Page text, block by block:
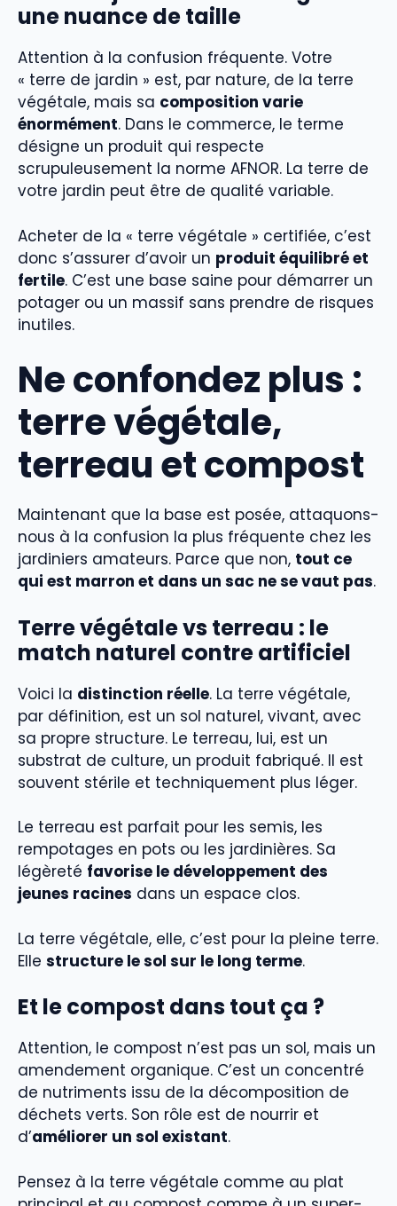
une nuance de taille
Attention à la confusion fréquente. Votre
« terre de jardin » est, par nature, de la terre
végétale, mais sa composition varie
énormément. Dans le commerce, le terme
désigne un produit qui respecte
scrupuleusement la norme AFNOR. La terre de
votre jardin peut être de qualité variable.
Acheter de la « terre végétale » certifiée, c’est
donc s’assurer d’avoir un produit équilibré et
fertile. C’est une base saine pour démarrer un
potager ou un massif sans prendre de risques
inutiles.
Ne confondez plus :
terre végétale,
terreau et compost
Maintenant que la base est posée, attaquons-
nous à la confusion la plus fréquente chez les
jardiniers amateurs. Parce que non, tout ce
qui est marron et dans un sac ne se vaut pas.
Terre végétale vs terreau : le
match naturel contre artificiel
Voici la distinction réelle. La terre végétale,
par définition, est un sol naturel, vivant, avec
sa propre structure. Le terreau, lui, est un
substrat de culture, un produit fabriqué. Il est
souvent stérile et techniquement plus léger.
Le terreau est parfait pour les semis, les
rempotages en pots ou les jardinières. Sa
légèreté favorise le développement des
jeunes racines dans un espace clos.
La terre végétale, elle, c’est pour la pleine terre.
Elle structure le sol sur le long terme.
Et le compost dans tout ça ?
Attention, le compost n’est pas un sol, mais un
amendement organique. C’est un concentré
de nutriments issu de la décomposition de
déchets verts. Son rôle est de nourrir et
d’améliorer un sol existant.
Pensez à la terre végétale comme au plat